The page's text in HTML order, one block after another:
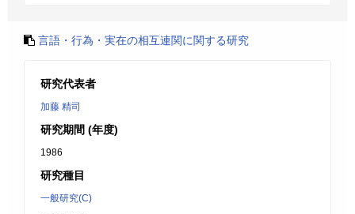
言語・行為・実在の相互連関に関する研究
研究代表者
加藤 精司
研究期間 (年度)
1986
研究種目
一般研究(C)